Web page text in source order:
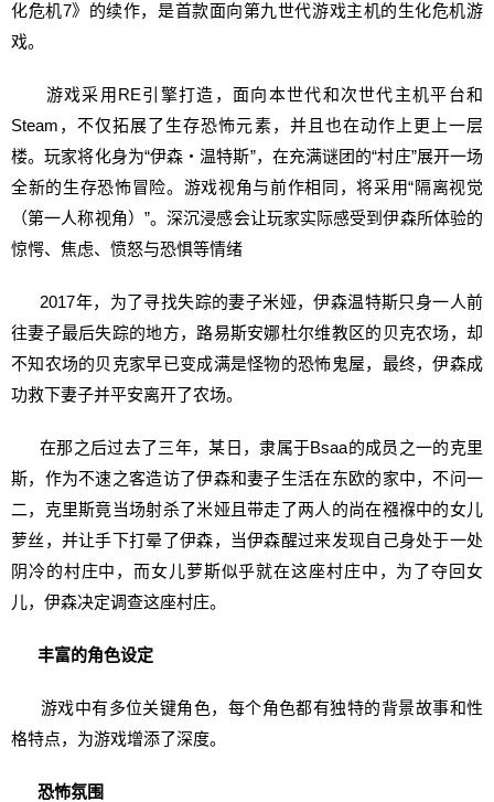
化危机7》的续作，是首款面向第九世代游戏主机的生化危机游
戏。
游戏采用RE引擎打造，面向本世代和次世代主机平台和
Steam，不仅拓展了生存恐怖元素，并且也在动作上更上一层
楼。玩家将化身为“伊森・温特斯”，在充满谜团的“村庄”展开一场
全新的生存恐怖冒险。游戏视角与前作相同，将采用“隔离视觉
（第一人称视角）”。深沉浸感会让玩家实际感受到伊森所体验的
惊愕、焦虑、愤怒与恐惧等情绪
2017年，为了寻找失踪的妻子米娅，伊森温特斯只身一人前
往妻子最后失踪的地方，路易斯安娜杜尔维教区的贝克农场，却
不知农场的贝克家早已变成满是怪物的恐怖鬼屋，最终，伊森成
功救下妻子并平安离开了农场。
在那之后过去了三年，某日，隶属于Bsaa的成员之一的克里
斯，作为不速之客造访了伊森和妻子生活在东欧的家中，不问一
二，克里斯竟当场射杀了米娅且带走了两人的尚在襁褓中的女儿
萝丝，并让手下打晕了伊森，当伊森醒过来发现自己身处于一处
阴冷的村庄中，而女儿萝斯似乎就在这座村庄中，为了夺回女
儿，伊森决定调查这座村庄。
丰富的角色设定
游戏中有多位关键角色，每个角色都有独特的背景故事和性
格特点，为游戏增添了深度。
恐怖氛围